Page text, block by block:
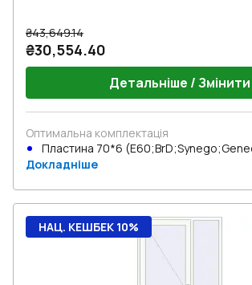
₴43,649.14
₴30,554.40
Детальніше / Змінити
Оптимальна комплектація
Пластина 70*6
Докладніше
НАЦ. КЕШБЕК 10%